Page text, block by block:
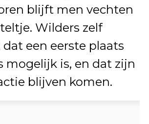
blijft men vechten
Wilders zelf
een eerste plaats
mogelijk is, en dat zijn
blijven komen.